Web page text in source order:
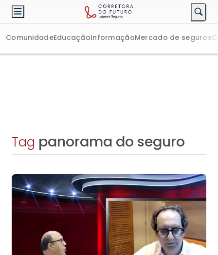
ComunidadeEducaçãoInformaçãoMercado de seguros
Tag panorama do seguro